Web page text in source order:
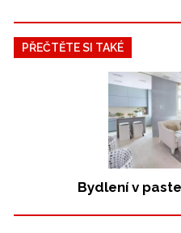
PŘEČTĚTE SI TAKÉ
Bydlení v